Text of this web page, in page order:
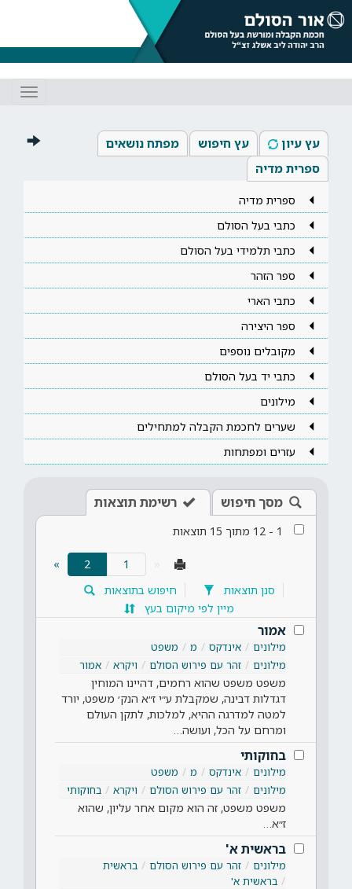
עץ עיון עץ חיפוש
מפתח נושאים
ספרית מדיה
ספרית מדיה
כתבי בעל הסולם
כתבי תלמידי בעל הסולם
ספר הזהר
כתבי הארי
ספר היצירה
מקובלים נוספים
כתבי יד בעל הסולם
מילונים
שערים לחכמת הקבלה למתחילים
עזרים ומפתחות
מסך חיפוש רשימת תוצאות
1
-
12 מתוך 15 תוצאות
2
»
סנן תוצאות
חיפוש בתוצאות
מיין לפי מיקום בעץ
אמור
מילונים אינדקס מ
משפט
מילונים
זהר עם פירוש הסולם ויקרא אמור
משפט משפט שהוא רחמים, דהיינו המוחין
דגדלות דבינה, שמקבלת ע״י ז״א הנק׳ משפט, יורד
למטה למדרגה ההיא, למלכות, לתקן העולם
ומרחם על הכל, ועושה…
בחוקותי
מילונים אינדקס מ
משפט
מילונים
זהר עם פירוש הסולם ויקרא בחוקותי
משפט משפט, זה הוא מקום אחר עליון, שהוא
ז״א…
בראשית א'
מילונים זהר עם פירוש הסולם
בראשית
בראשית א'